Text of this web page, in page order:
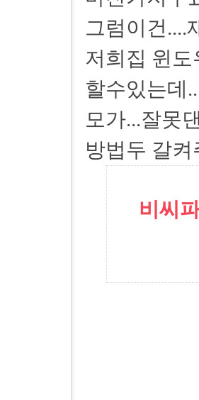
그럼이건....
저희집 윈
할수있는데..
모가...잘못
방법두 갈
비씨